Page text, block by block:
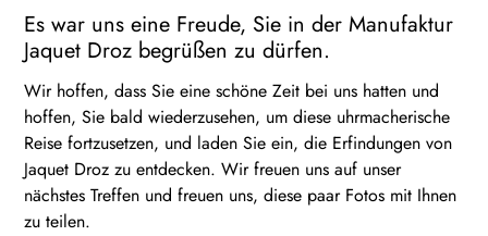
Es war uns eine Freude, Sie in der Manufaktur
Jaquet Droz begrüßen zu dürfen.
Wir hoffen, dass Sie eine schöne Zeit bei uns hatten und
hoffen, Sie bald wiederzusehen, um diese uhrmacherische
Reise fortzusetzen, und laden Sie ein, die Erfindungen von
Jaquet Droz zu entdecken. Wir freuen uns auf unser
nächstes Treffen und freuen uns, diese paar Fotos mit Ihnen
zu teilen.